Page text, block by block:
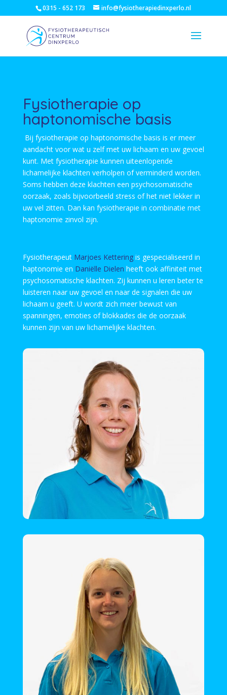
0315 - 652 173 info@fysiotherapiedinxperlo.nl
Fysiotherapie op
haptonomische basis
Bij fysiotherapie op haptonomische basis is er meer
aandacht voor wat u zelf met uw lichaam en uw gevoel
kunt. Met fysiotherapie kunnen uiteenlopende
lichamelijke klachten verholpen of verminderd worden.
Soms hebben deze klachten een psychosomatische
oorzaak, zoals bijvoorbeeld stress of het niet lekker in
uw vel zitten. Dan kan fysiotherapie in combinatie met
haptonomie zinvol zijn.
Fysiotherapeut Marjoes Ketteringis gespecialiseerd in
haptonomie en Daniëlle Dielen heeft ook affiniteit met
psychosomatische klachten. Zij kunnen u leren beter te
luisteren naar uw gevoel en naar de signalen die uw
lichaam u geeft. U wordt zich meer bewust van
spanningen, emoties of blokkades die de oorzaak
kunnen zijn van uw lichamelijke klachten.